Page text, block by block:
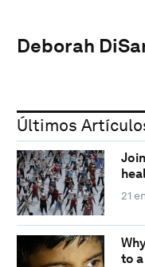
Deborah
Últimos
21
to